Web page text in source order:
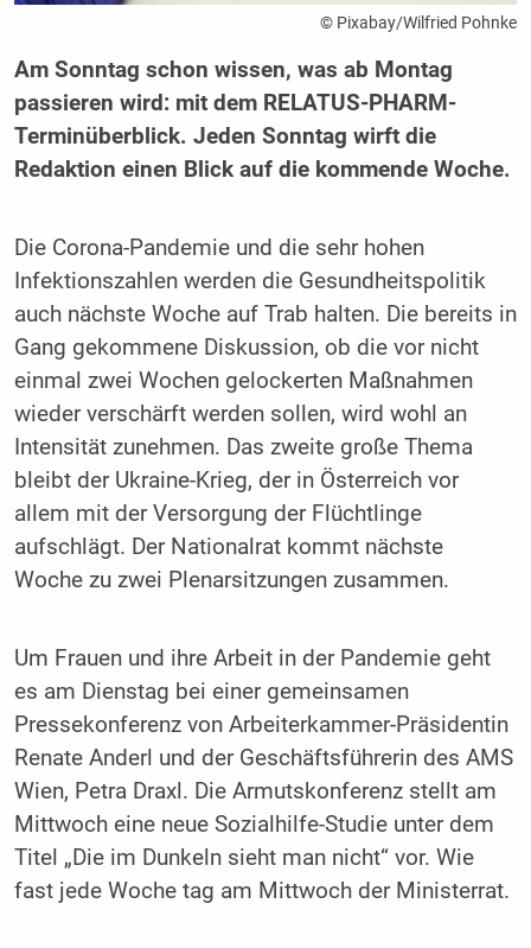
© Pixabay/Wilfried Pohnke
Am Sonntag schon wissen, was ab Montag
passieren wird: mit dem RELATUS-PHARM-
Terminüberblick. Jeden Sonntag wirft die
Redaktion einen Blick auf die kommende Woche.
Die Corona-Pandemie und die sehr hohen
Infektionszahlen werden die Gesundheitspolitik
auch nächste Woche auf Trab halten. Die bereits in
Gang gekommene Diskussion, ob die vor nicht
einmal zwei Wochen gelockerten Maßnahmen
wieder verschärft werden sollen, wird wohl an
Intensität zunehmen. Das zweite große Thema
bleibt der Ukraine-Krieg, der in Österreich vor
allem mit der Versorgung der Flüchtlinge
aufschlägt. Der Nationalrat kommt nächste
Woche zu zwei Plenarsitzungen zusammen.
Um Frauen und ihre Arbeit in der Pandemie geht
es am Dienstag bei einer gemeinsamen
Pressekonferenz von Arbeiterkammer-Präsidentin
Renate Anderl und der Geschäftsführerin des AMS
Wien, Petra Draxl. Die Armutskonferenz stellt am
Mittwoch eine neue Sozialhilfe-Studie unter dem
Titel „Die im Dunkeln sieht man nicht“ vor. Wie
fast jede Woche tag am Mittwoch der Ministerrat.